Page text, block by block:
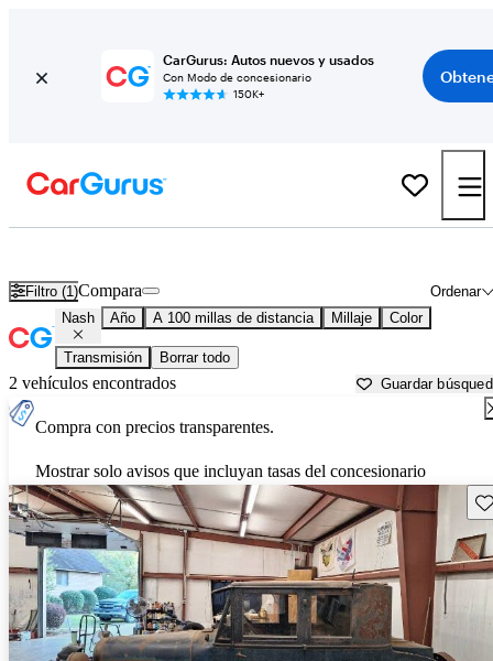
CarGurus: Autos nuevos y usados
Con Modo de concesionario
150K+
Filtro (1) Ordenar
Compara
Nash Año A 100 millas de distancia Millaje Color
Transmisión Borrar todo
2 vehículos encontrados Guardar
Compra con precios transparentes.
Mostrar solo avisos que incluyan tasas del concesionario